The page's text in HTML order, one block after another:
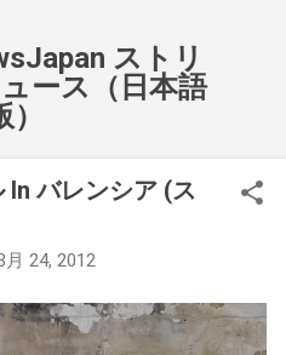
ストリ
ース（日本語
）
In バレンシア (ス
月 24, 2012